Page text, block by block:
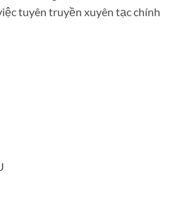
tuyên truyền xuyên tạc chính